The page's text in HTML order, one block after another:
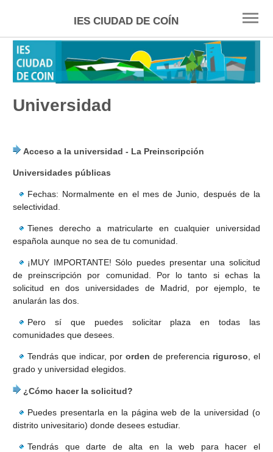
IES CIUDAD DE COÍN
INICIO
ESO
FP
SELECTIVIDAD
BECAS
ENLACES
TÉCNICAS ESTUDIO
Universidad
Acceso a la universidad - La Preinscripción
Universidades públicas
Fechas: Normalmente en el mes de Junio, después de la
selectividad.
Tienes derecho a matricularte en cualquier universidad
española aunque no sea de tu comunidad.
¡MUY IMPORTANTE! Sólo puedes presentar una solicitud
de preinscripción por comunidad. Por lo tanto si echas la
solicitud en dos universidades de Madrid, por ejemplo, te
anularán las dos.
Pero sí que puedes solicitar plaza en todas las
comunidades que desees.
Tendrás que indicar, por orden de preferencia riguroso , el
grado y universidad elegidos.
¿Cómo hacer la solicitud?
Puedes presentarla en la página web de la universidad (o
distrito univesitario) donde desees estudiar.
Tendrás que darte de alta en la web para hacer el